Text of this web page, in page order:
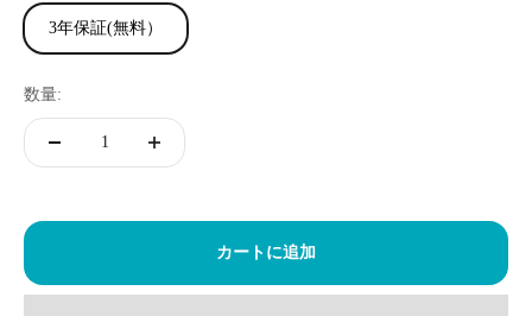
3年保証(無料）
数量:
カートに追加